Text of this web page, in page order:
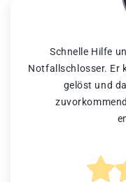
Schnelle Hilfe
Notfallschlosser. Er
gelöst und